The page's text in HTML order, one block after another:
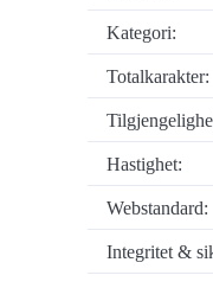
Kategori:
Totalkarakter:
Hastighet:
Webstandard:
Integritet &